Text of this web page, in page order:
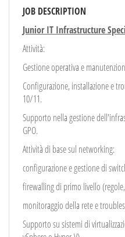
EN
FR
IT
ES
PT
JOB DESCRIPTION
Junior IT Infrastructure
Attività:
Gestione operativa e
Configurazione, installazione e
10/11.
Supporto nella gestione
GPO.
Attività di base sul networking:
configurazione e gestione di
firewalling di primo livello
monitoraggio della rete e
Supporto su sistemi di